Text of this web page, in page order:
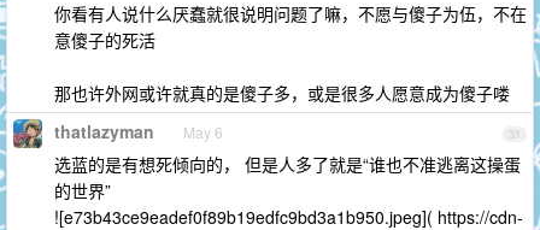
你看有人说什么厌蠢就很说明问题了嘛，不愿与傻子为伍，不在
意傻子的死活
那也许外网或许就真的是傻子多，或是很多人愿意成为傻子喽
31
thatlazyman May 6
选蓝的是有想死倾向的， 但是人多了就是“谁也不准逃离这操蛋
的世界”
![e73b43ce9eadef0f89b19edfc9bd3a1b950.jpeg]( https://cdn-